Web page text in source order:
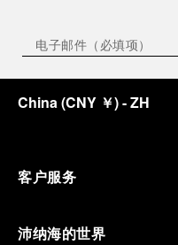
China(CNY ￥)- ZH
客户服务
沛纳海的世界